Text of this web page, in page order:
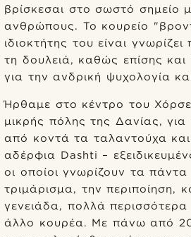
βρίσκεσαι στο σωστό σημείο
ανθρώπους. Το κουρείο
ιδιοκτήτης του είναι
τη δουλειά, καθώς επίσης
για την ανδρική ψυχολογία
Ήρθαμε στο κέντρο του
μικρής πόλης της Δανίας,
από κοντά τα ταλαντούχα
αδέρφια Dashti –
οι οποίοι γνωρίζουν τα
τριμάρισμα, την περιποίηση,
γενειάδα, πολλά
άλλο κουρέα. Με πάνω από 20